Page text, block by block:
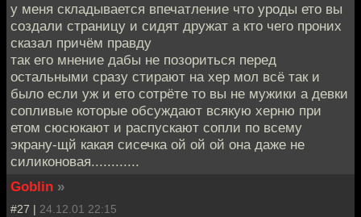
у меня складывается впечатление что уроды ето вы
создали страницу и сидят дружат а кто чего проних
сказал причём правду
так его мнение дабы не позориться перед
остальными сразу стирают на хер мол всё так и
было если уж и ето сотрёте то вы не мужики а девки
сопливые которые обсуждают всякую херню при
етом сюсюкают и распускают сопли по всему
экрану-щй какая сисечка ой ой ой она даже не
силиконовая............
Goblin »
#27 | 24.12.01 22:15